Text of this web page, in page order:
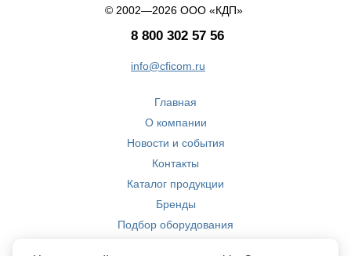
© 2002—2026 ООО «КДП»
8 800 302 57 56
info@cficom.ru
Главная
О компании
Новости и события
Контакты
Каталог продукции
Бренды
Подбор оборудования